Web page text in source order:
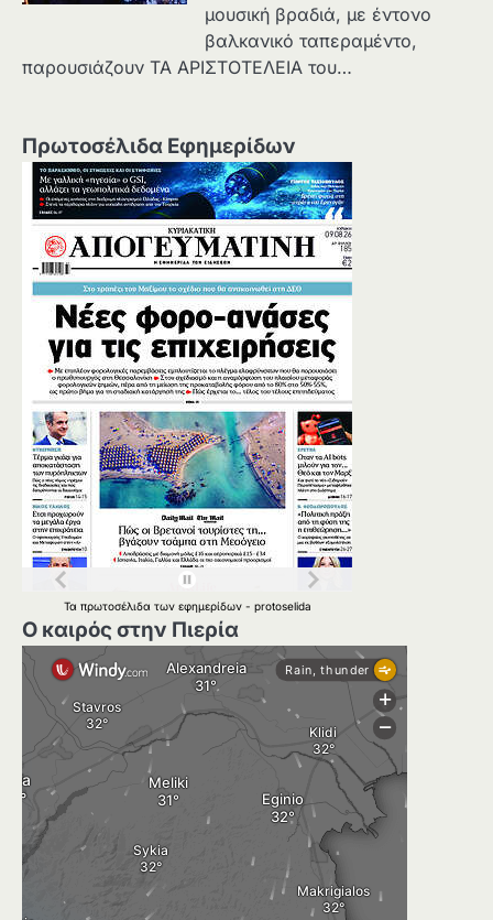
μουσική βραδιά, με έντονο
βαλκανικό ταπεραμέντο,
παρουσιάζουν ΤΑ ΑΡΙΣΤΟΤΕΛΕΙΑ του…
Πρωτοσέλιδα Εφημερίδων
Τα πρωτοσέλιδα των εφημερίδων - protoselida
Ο καιρός στην Πιερία